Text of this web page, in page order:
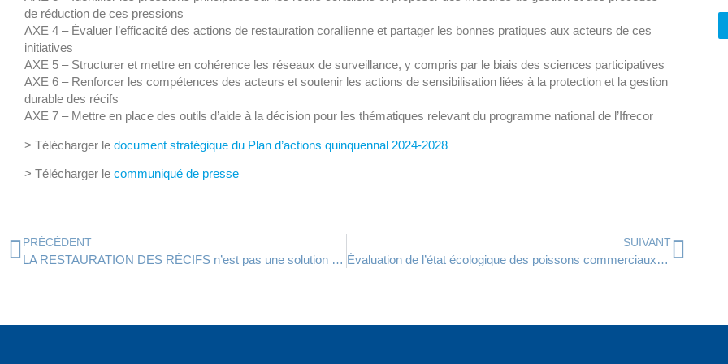
de réduction de ces pressions
AXE 4 – Évaluer l’efficacité des actions de restauration corallienne et partager les bonnes pratiques aux acteurs de ces
initiatives
AXE 5 – Structurer et mettre en cohérence les réseaux de surveillance, y compris par le biais des sciences participatives
AXE 6 – Renforcer les compétences des acteurs et soutenir les actions de sensibilisation liées à la protection et la gestion
durable des récifs
AXE 7 – Mettre en place des outils d’aide à la décision pour les thématiques relevant du programme national de l’Ifrecor
> Télécharger le document stratégique du Plan d’actions quinquennal 2024-2028
> Télécharger le communiqué de presse
PRÉCÉDENT
LA RESTAURATION DES RÉCIFS n’est pas une solution miracle
SUIVANT
Évaluation de l’état écologique des poissons commerciaux de Mayotte